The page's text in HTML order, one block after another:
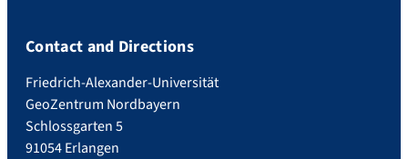
Contact and Directions
Friedrich-Alexander-Universität
GeoZentrum Nordbayern
Schlossgarten 5
91054 Erlangen